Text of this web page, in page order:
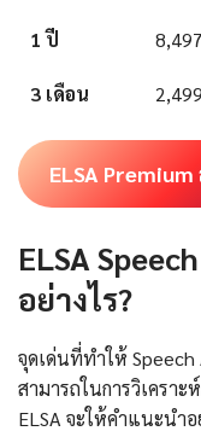
1 ปี 8,497
3 เดือน 2,499
ELSA
ELSA
อย่างไร?
จุดเด่นที่ทำให้
สามารถในการวิเครา
ELSA จะให้คำแนะนำ